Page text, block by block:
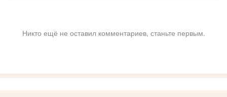
Никто ещё не оставил комментариев, станьте первым.